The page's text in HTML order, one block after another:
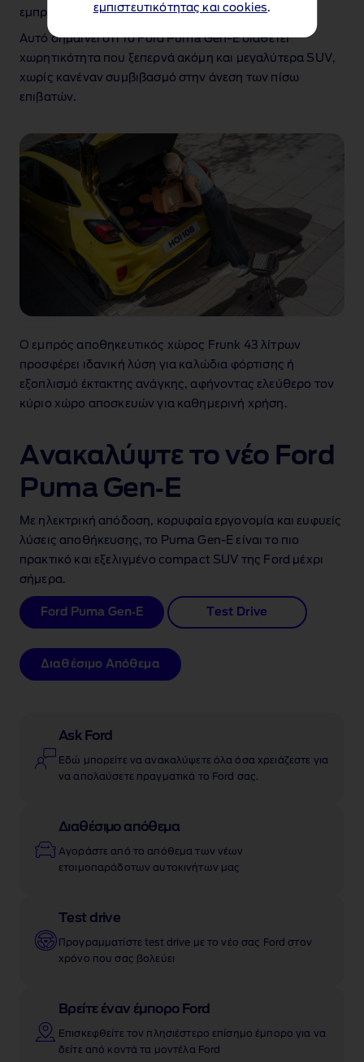
εμπιστευτικότητας και cookies.
εμπρός αποθηκευτικό χώρο – Frunk).
Αυτό σημαίνει ότι το Ford Puma Gen‑E διαθέτει
χωρητικότητα που ξεπερνά ακόμη και μεγαλύτερα SUV,
χωρίς κανέναν συμβιβασμό στην άνεση των πίσω
επιβατών.
Ο εμπρός αποθηκευτικός χώρος Frunk 43 λίτρων
προσφέρει ιδανική λύση για καλώδια φόρτισης ή
εξοπλισμό έκτακτης ανάγκης, αφήνοντας ελεύθερο τον
κύριο χώρο αποσκευών για καθημερινή χρήση.
Ανακαλύψτε το νέο Ford
Puma Gen‑E
Με ηλεκτρική απόδοση, κορυφαία εργονομία και ευφυείς
λύσεις αποθήκευσης, το Puma Gen‑E είναι το πιο
πρακτικό και εξελιγμένο compact SUV της Ford μέχρι
σήμερα.
Ford Puma Gen‑E Test Drive
Διαθέσιμο Απόθεμα
Ask Ford
Εδώ μπορείτε να ανακαλύψετε όλα όσα χρειάζεστε για
να απολαύσετε πραγματικά το Ford σας.
Διαθέσιμο απόθεμα
Αγοράστε από το απόθεμα των νέων
ετοιμοπαράδοτων αυτοκινήτων μας
Test drive
Προγραμματίστε test drive με το νέο σας Ford στον
χρόνο που σας βολεύει
Βρείτε έναν έμπορο Ford
Επισκεφθείτε τον πλησιέστερο επίσημο έμπορο για να
δείτε από κοντά τα μοντέλα Ford